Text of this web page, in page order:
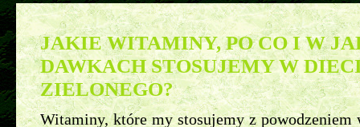
JAKIE WITAMINY, PO CO I W
DAWKACH STOSUJEMY W
ZIELONEGO?
Witaminy, które my stosujemy z powodzeniem